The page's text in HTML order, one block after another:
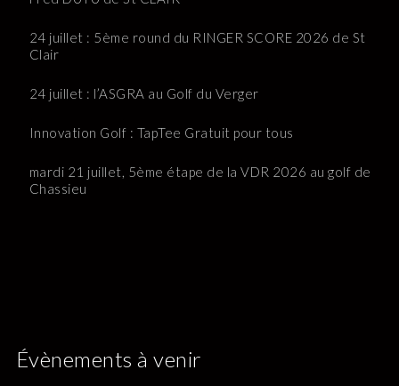
24 juillet : 5ème round du RINGER SCORE 2026 de St
Clair
24 juillet : l’ASGRA au Golf du Verger
Innovation Golf : TapTee Gratuit pour tous
mardi 21 juillet, 5ème étape de la VDR 2026 au golf de
Chassieu
Évènements à venir